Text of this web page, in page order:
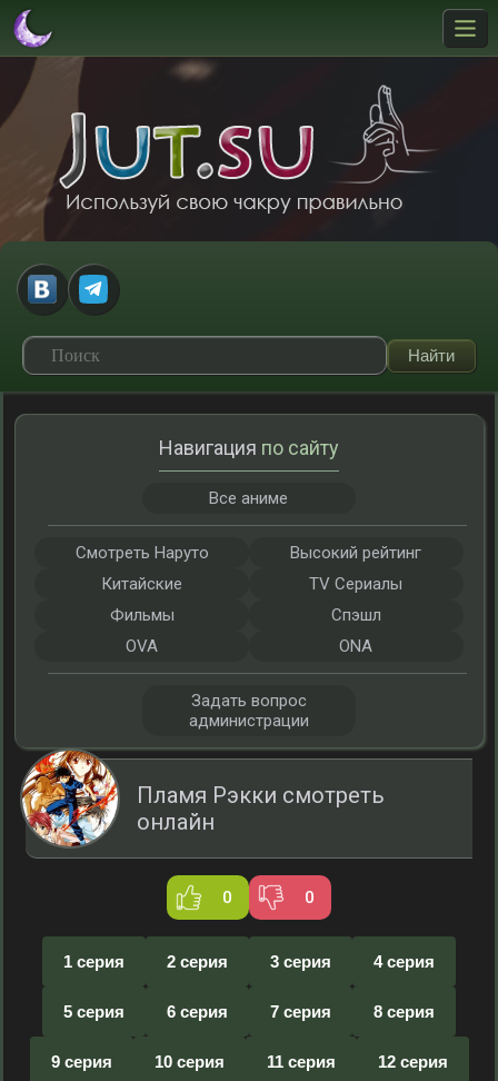
Пламя Рэкки смотреть
онлайн
0 0
1 серия 2 серия 3 серия 4 серия
5 серия 6 серия 7 серия 8 серия
9 серия 10 серия 11 серия 12 серия
Навигация по сайту
Все аниме
Смотреть Наруто
Высокий рейтинг
Китайские
TV Сериалы
Фильмы
Спэшл
OVA
ONA
Задать вопрос
администрации